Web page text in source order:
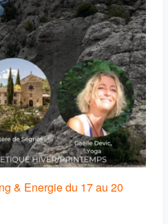
& Energie du 17 au 20